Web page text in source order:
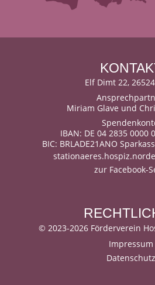
Elf Dimt 22,
Miriam Glave und
IBAN: DE 04 2835 0000
BIC: BRLADE21ANO
zur Facebook-
© 2023-2026 Förderverein
Impressum
Datenschutz